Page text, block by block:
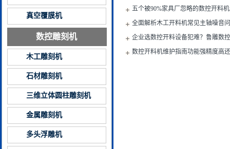
五个被90%家具厂忽略的数控开料
全面解析木工开料机常见主轴噪音
企业选数控开料设备犯难？鲁雕数
配款数控开料机维护指南功能强精度高
真空覆膜机
数控雕刻机
木工雕刻机
石材雕刻机
三维立体圆柱雕刻机
金属雕刻机
多头浮雕机